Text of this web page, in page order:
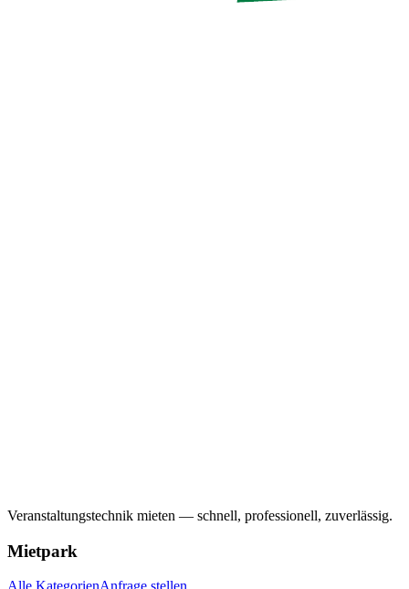
Veranstaltungstechnik mieten — schnell, professionell, zuverlässig.
Mietpark